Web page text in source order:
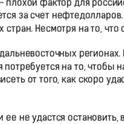
фактор для
за счет
стран. Несмотря на то,
на то, чтобы
от того, как скоро
не удастся